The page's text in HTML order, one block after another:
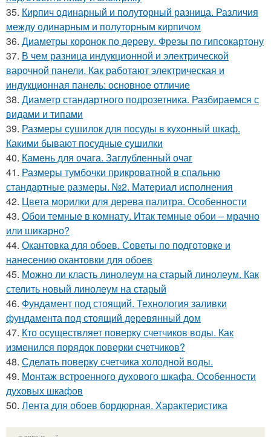
35. Кирпич одинарный и полуторный разница. Различия
между одинарным и полуторным кирпичом
36. Диаметры коронок по дереву. Фрезы по гипсокартону
37. В чем разница индукционной и электрической
варочной панели. Как работают электрическая и
индукционная панель: основное отличие
38. Диаметр стандартного подрозетника. Разбираемся с
видами и типами
39. Размеры сушилок для посуды в кухонный шкаф.
Какими бывают посудные сушилки
40. Камень для очага. Заглубленный очаг
41. Размеры тумбочки прикроватной в спальню
стандартные размеры. №2. Материал исполнения
42. Цвета морилки для дерева палитра. Особенности
43. Обои темные в комнату. Итак темные обои – мрачно
или шикарно?
44. Окантовка для обоев. Советы по подготовке и
нанесению окантовки для обоев
45. Можно ли класть линолеум на старый линолеум. Как
стелить новый линолеум на старый
46. Фундамент под стоящий. Технология заливки
фундамента под стоящий деревянный дом
47. Кто осуществляет поверку счетчиков воды. Как
изменился порядок поверки счетчиков?
48. Сделать поверку счетчика холодной воды.
49. Монтаж встроенного духового шкафа. Особенности
духовых шкафов
50. Лента для обоев бордюрная. Характеристика